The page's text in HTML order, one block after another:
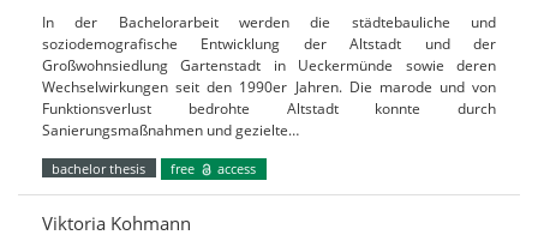
In der Bachelorarbeit werden die städtebauliche und
soziodemografische Entwicklung der Altstadt und der
Großwohnsiedlung Gartenstadt in Ueckermünde sowie deren
Wechselwirkungen seit den 1990er Jahren. Die marode und von
Funktionsverlust bedrohte Altstadt konnte durch
Sanierungsmaßnahmen und gezielte…
bachelor thesis free access
Viktoria Kohmann